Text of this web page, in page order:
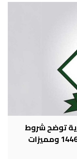
توضح شروط
إصدار الإقامة الدائمة في السعودية 1446 ومميزات